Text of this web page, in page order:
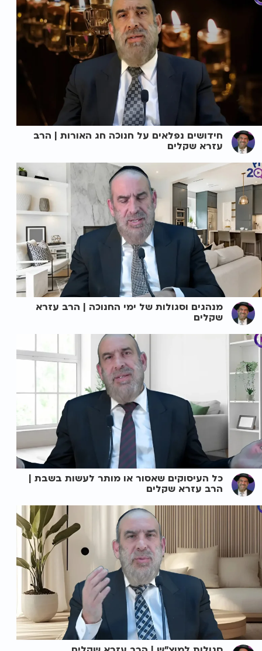
חידושים נפלאים על חנוכה חג האורות | הרב
עזרא שקלים
מנהגים וסגולות של ימי החנוכה | הרב עזרא
שקלים
כל העיסוקים שאסור או מותר לעשות בשבת |
הרב עזרא שקלים